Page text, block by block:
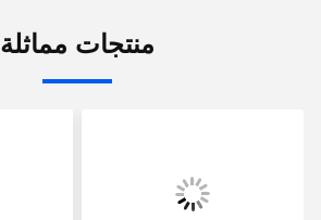
منتجات مماثلة